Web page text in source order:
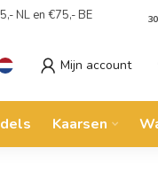
NL en €75,- BE
Mijn account
Kaarsen